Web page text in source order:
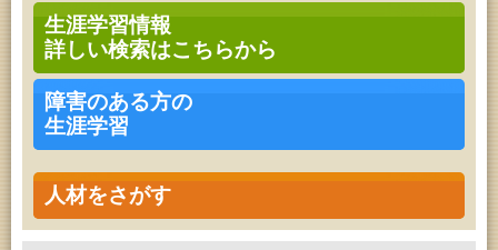
生涯学習情報
詳しい検索はこちらから
障害のある方の
生涯学習
人材をさがす
青少年・家庭・成人教育「不思議アートのぞき箱ワ
ークショップ」
2026年08月09日 (秋田市)
青少年・家庭・成人教育「不思議アートのぞき箱ワ
ークショップ」
2026年08月11日 (秋田市)
令和8年度 椎名雄一郎オルガンレクチャーコンサー
ト
2026年08月14日 (秋田市)
成人教育「古文書解読講座」
2026年08月15日 (秋田市)
乳幼児教育「作ってあそぼう工作会『レインボース